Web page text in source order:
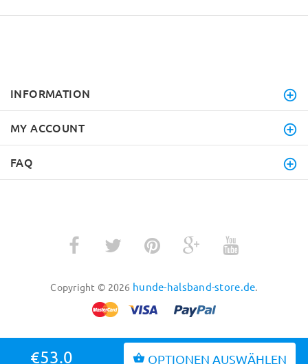
€53.0 OPTIONEN AUSWÄHLEN
INFORMATION
MY ACCOUNT
FAQ
Copyright © 2026 hunde-halsband-store.de.